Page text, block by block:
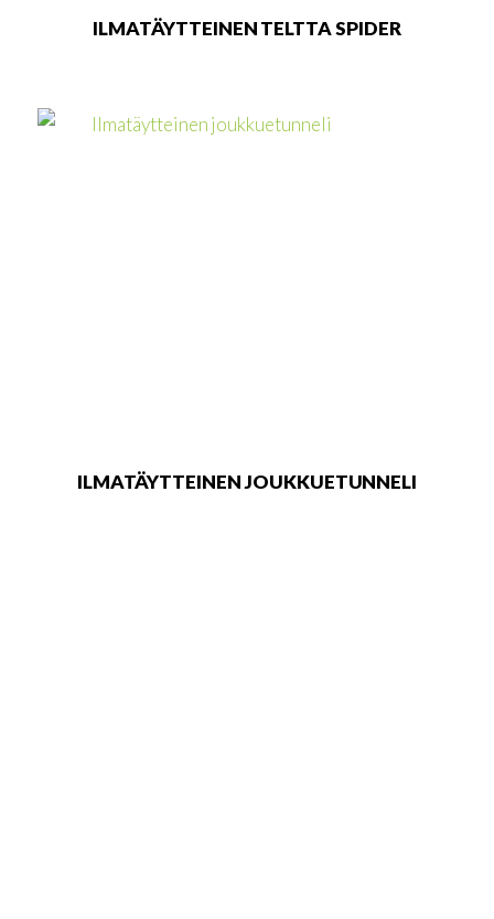
ILMATÄYTTEINEN TELTTA SPIDER
ILMATÄYTTEINEN JOUKKUETUNNELI